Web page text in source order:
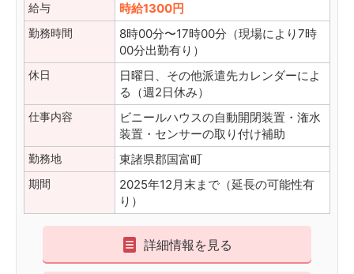
給与 時給1300円
勤務時間
8時00分〜17時00分（現場により7時
00分出勤有り）
休日
日曜日、その他派遣先カレンダーによ
る（週2日休み）
仕事内容
ビニールハウスの自動開閉装置・潅水
装置・センサーの取り付け補助
勤務地 東諸県郡国富町
期間
2025年12月末まで（延長の可能性有
り）
詳細情報を見る